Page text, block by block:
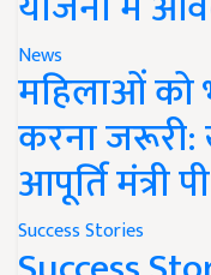
News
महिलाओं को
करना जरूरी:
आपूर्ति मंत्री
Success Stories